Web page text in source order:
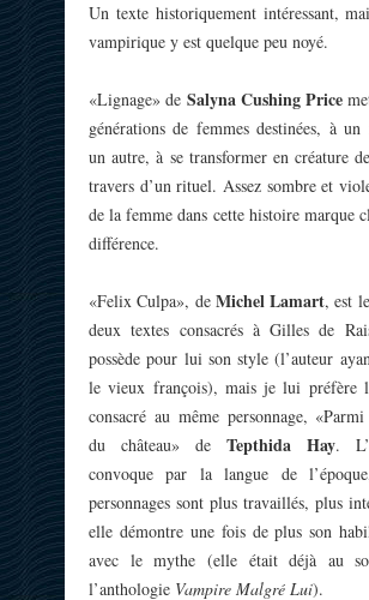
Un texte historiquement intéressant,
vampirique y est quelque peu noyé.
«Lignage» de Salyna Cushing Price
générations de femmes destinées, à
un autre, à se transformer en créature
travers d’un rituel. Assez sombre et
de la femme dans cette histoire marque
différence.
«Felix Culpa», de Michel Lamart, est
deux textes consacrés à Gilles de
possède pour lui son style (l’auteur
le vieux françois), mais je lui préfère
consacré au même personnage,
du château» de Tepthida Hay.
convoque par la langue de
personnages sont plus travaillés, plus
elle démontre une fois de plus son
avec le mythe (elle était déjà au
l’anthologie Vampire Malgré Lui).